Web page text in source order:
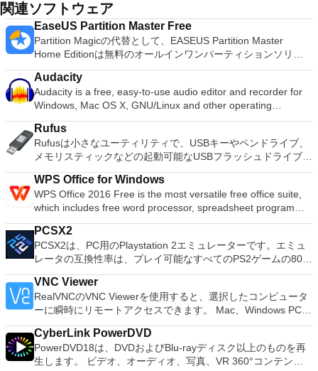
関連ソフトウェア
EaseUS Partition Master Free
Partition Magicの代替として、EASEUS Partition Master
Home Editionは無料のオールインワンパーティションソリュ
ーションおよびディスク管理ユーティリティです。パーティシ
ョンの拡張（特にシステムドライブ用）、ディスク領域の管
理、MBRおよびGUIDパーティションテーブル（GPT）ディス
クのディスク領域不足の問題の解決を可能にします。 パーテ
ィションのサイズ変更/移動システムドライブを拡張するディ
スクとパーティションをコピーパーティションをマージ分割パ
ーティション空き領域を再分配するダイナミックディスクの変
換パーティションを回復する
Audacity
Audacity is a free, easy-to-use audio editor and recorder for
Windows, Mac OS X, GNU/Linux and other operating
systems. You can use Audacity to: Record live audio. Convert
tapes and records into digital recordings or CDs. Edit Ogg
Vorbis, MP3, WAV or AIFF sound files. Cut, copy, splice or mix
sounds together. Change the speed or pitch of a recording.
Add new effects with LADSPA plug-ins. And more!
Rufus
Rufusは小さなユーティリティで、USBキーやペンドライブ、
メモリスティックなどの起動可能なUSBフラッシュドライブを
フォーマットおよび作成できます。 Rufusは、次のシナリオで
役立ちます。 Windows、Linux、およびUEFI用の起動可能な
ISOからUSBインストールメディアを作成する必要がある場
合。 OSがインストールされていないシステムで作業する必要
がある場合。 BIOSまたはその他のファームウェアをDOSから
フラッシュする必要がある場合。 低レベルのユーティリティ
を実行する必要がある場合。 Rufusは次の* ISOで動作しま
す：Arch Linux、Archbang、BartPE / pebuilder、CentOS、
Damn Small Linux、Fedora、FreeDOS、Gentoo、
gNewSense、Hiren&#39;s Boot CD、LiveXP、Knoppix、
Kubuntu、Linux Mint、NT Password Registry Editor、
OpenSUSE、Parted Magic、Slackware、Tails、Trinity
Rescue Kit、Ubuntu、Ultimate Boot CD、Windows XP（SP2
以降）、Windows Server 2003 R2、Windows Vista、
Windows 7、Windows 8。 *このリストは完全ではありませ
WPS Office for Windows
WPS Office 2016 Free is the most versatile free office suite,
which includes free word processor, spreadsheet program
and presentation maker. With these three programs you will
easily be able to deal with any office related tasks. WPS
Office 2016 Free has multiple language support for English,
French, German, Spanish, Portuguese,Russian and Polish
languages. To switch between languages requires only a
single click! Despite being a free suite, WPS Office comes
with many innovative features, such as the paragraph
adjustment tool and multiple tabbed feature. It also has a PDF
converter, spell check and word count feature. WPS Office
2016 Personal Edition supports switching language UI,File
Roaming and Docer online templates. Key features include:
PCSX2
PCSX2は、PC用のPlaystation 2エミュレーターです。エミュ
レータの互換性率は、プレイ可能なすべてのPS2ゲームの80％
以上を誇っています。かなり強力なコンピューターを所有して
いる場合、PCSX2は優れたエミュレーターです。また、この
アプリケーションはローエンドコンピューターのサポートも提
供するため、Playstation 2コンソールのすべての所有者は、
PCで動作するゲームを見ることができます。 PCSX2エミュレ
ーターを使用すると、PS2コントローラーを使用して、本物の
プレイステーション体験をシミュレートできます。このアプリ
ケーションでは、ディスクからゲームを直接実行することも、
VNC Viewer
RealVNCのVNC Viewerを使用すると、選択したコンピュータ
ーに瞬時にリモートアクセスできます。 Mac、Windows PC、
またはLinuxマシン、世界中のどこからでも。 VNC Viewerを
使用すると、コンピューターのデスクトップを表示したり、コ
ンピューターの前に直接座っているかのようにマウスとキーボ
ードを制御したりできます。 VNC Viewerは、インストールと
CyberLink PowerDVD
PowerDVD18は、DVDおよびBlu-rayディスク以上のものを再
生します。 ビデオ、オーディオ、写真、VR 360°コンテン